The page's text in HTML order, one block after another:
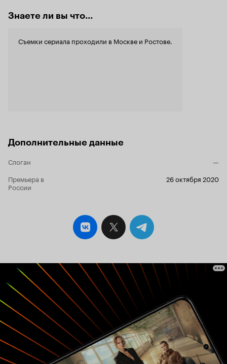
Знаете ли вы что...
Съемки сериала проходили в Москве и Ростове.
Дополнительные данные
Слоган
—
Премьера в
России
26 октября 2020